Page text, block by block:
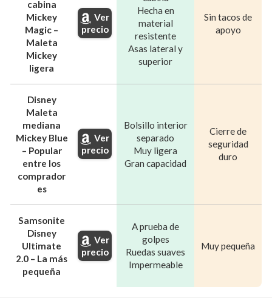
cabina
Mickey
Magic –
Maleta
Mickey
ligera
Ver
precio
Hecha en
material
resistente
Asas lateral y
superior
Sin tacos de
apoyo
Disney
Maleta
mediana
Mickey Blue
– Popular
entre los
comprador
es
Ver
precio
Bolsillo interior
separado
Muy ligera
Gran capacidad
Cierre de
seguridad
duro
Samsonite
Disney
Ultimate
2.0 – La más
pequeña
Ver
precio
A prueba de
golpes
Ruedas suaves
Impermeable
Muy pequeña